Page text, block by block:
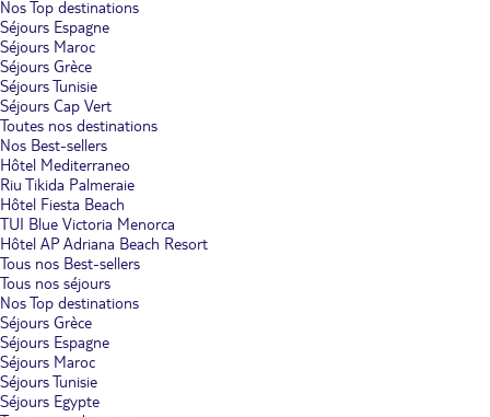
Nos Top destinations
Séjours Espagne
Séjours Maroc
Séjours Grèce
Séjours Tunisie
Séjours Cap Vert
Toutes nos destinations
Nos Best-sellers
Hôtel Mediterraneo
Riu Tikida Palmeraie
Hôtel Fiesta Beach
TUI Blue Victoria Menorca
Hôtel AP Adriana Beach Resort
Tous nos Best-sellers
Tous nos séjours
Nos Top destinations
Séjours Grèce
Séjours Espagne
Séjours Maroc
Séjours Tunisie
Séjours Egypte